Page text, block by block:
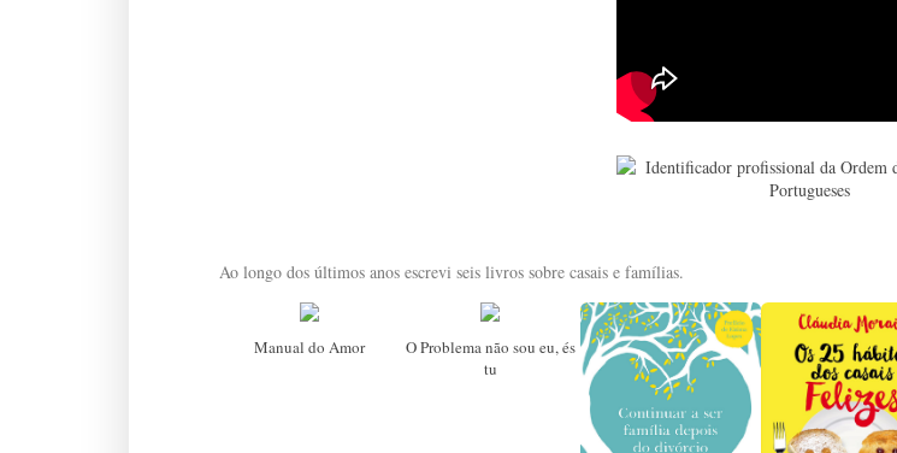
Ao longo dos últimos anos escrevi seis livros sobre casais e famílias.
Manual do Amor
O Problema não sou eu, és
tu